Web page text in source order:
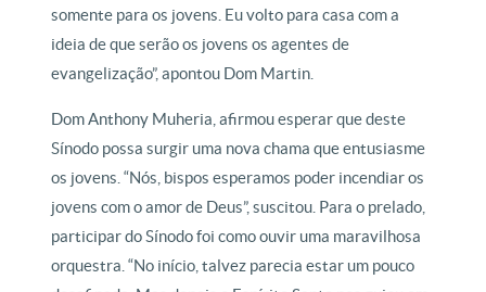
somente para os jovens. Eu volto para casa com a
ideia de que serão os jovens os agentes de
evangelização”, apontou Dom Martin.
Dom Anthony Muheria, afirmou esperar que deste
Sínodo possa surgir uma nova chama que entusiasme
os jovens. “Nós, bispos esperamos poder incendiar os
jovens com o amor de Deus”, suscitou. Para o prelado,
participar do Sínodo foi como ouvir uma maravilhosa
orquestra. “No início, talvez parecia estar um pouco